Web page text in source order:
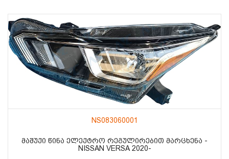
NS083060001
ᲛᲐᲨᲣᲥᲘ ᲬᲘᲜᲐ ᲔᲚᲔᲥᲢᲠᲝ ᲠᲔᲒᲣᲚᲘᲠᲔᲑᲘᲗ ᲛᲐᲠᲪᲮᲔᲜᲐ -
NISSAN VERSA 2020-